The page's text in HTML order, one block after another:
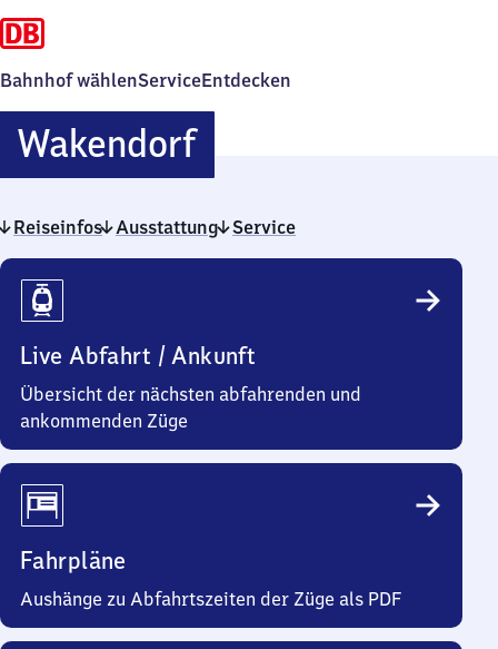
Bahnhof wählenServiceEntdecken
WakendorfWakendorf
Reiseinfos Ausstattung Service
Reiseinfos
Live Abfahrt / Ankunft
Übersicht der nächsten abfahrenden und
ankommenden Züge
Fahrpläne
Aushänge zu Abfahrtszeiten der Züge als PDF